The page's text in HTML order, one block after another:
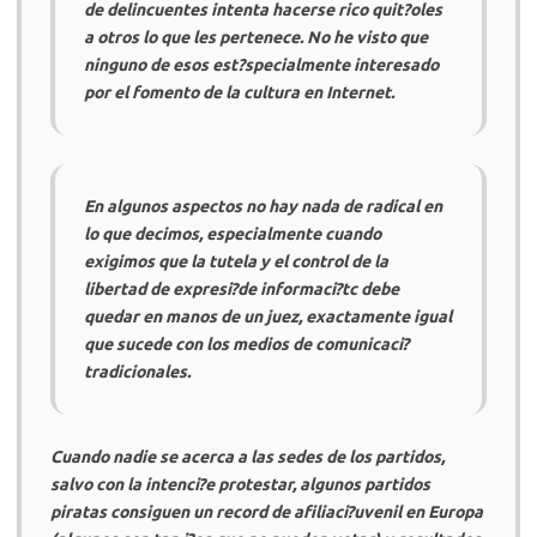
de delincuentes intenta hacerse rico quit?oles
a otros lo que les pertenece. No he visto que
ninguno de esos est?specialmente interesado
por el fomento de la cultura en Internet.
En algunos aspectos no hay nada de radical en
lo que decimos, especialmente cuando
exigimos que la tutela y el control de la
libertad de expresi?de informaci?tc debe
quedar en manos de un juez, exactamente igual
que sucede con los medios de comunicaci?
tradicionales.
Cuando nadie se acerca a las sedes de los partidos,
salvo con la intenci?e protestar, algunos partidos
piratas consiguen un record de afiliaci?uvenil en Europa